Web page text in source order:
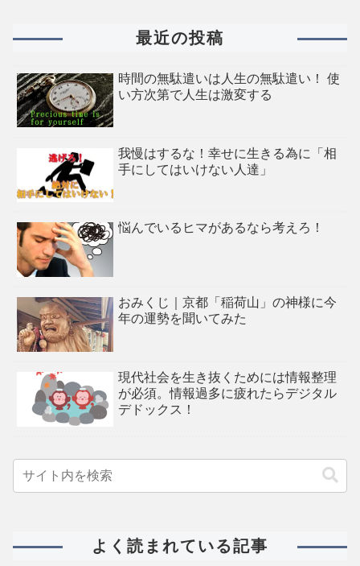
最近の投稿
時間の無駄遣いは人生の無駄遣い！ 使
い方次第で人生は激変する
我慢はするな！幸せに生きる為に「相
手にしてはいけない人達」
悩んでいるヒマがあるなら考えろ！
おみくじ｜京都「稲荷山」の神様に今
年の運勢を聞いてみた
現代社会を生き抜くためには情報整理
が必須。情報過多に疲れたらデジタル
デドックス！
よく読まれている記事